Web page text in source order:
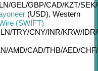
GEL/GBP/CAD/KZT/SEK/
(USD), Western
(SWIFT)
TRY/CNY/INR/KRW/IDR/
AMD/CAD/THB/AED/CHF/